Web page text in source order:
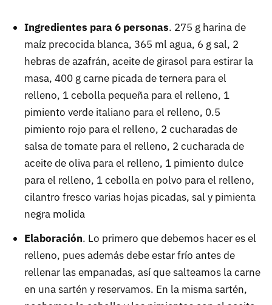
Ingredientes para 6 personas. 275 g harina de
maíz precocida blanca, 365 ml agua, 6 g sal, 2
hebras de azafrán, aceite de girasol para estirar la
masa, 400 g carne picada de ternera para el
relleno, 1 cebolla pequeña para el relleno, 1
pimiento verde italiano para el relleno, 0.5
pimiento rojo para el relleno, 2 cucharadas de
salsa de tomate para el relleno, 2 cucharada de
aceite de oliva para el relleno, 1 pimiento dulce
para el relleno, 1 cebolla en polvo para el relleno,
cilantro fresco varias hojas picadas, sal y pimienta
negra molida
Elaboración. Lo primero que debemos hacer es el
relleno, pues además debe estar frío antes de
rellenar las empanadas, así que salteamos la carne
en una sartén y reservamos. En la misma sartén,